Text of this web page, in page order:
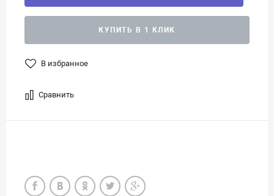
КУПИТЬ В 1 КЛИК
В избранное
Сравнить